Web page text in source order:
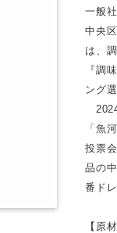
一般
中央
は、
『調
ング
「魚
投票
品の
番ド
【原